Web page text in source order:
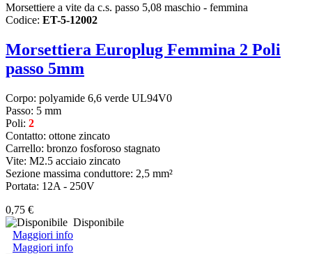
Morsettiere a vite da c.s. passo 5,08 maschio - femmina
Codice: ET-5-12002
Morsettiera Europlug Femmina 2 Poli
passo 5mm
Corpo: polyamide 6,6 verde UL94V0
Passo: 5 mm
Poli: 2
Contatto: ottone zincato
Carrello: bronzo fosforoso stagnato
Vite: M2.5 acciaio zincato
Sezione massima conduttore: 2,5 mm²
Portata: 12A - 250V
0,75 €
Disponibile
Maggiori info
Maggiori info